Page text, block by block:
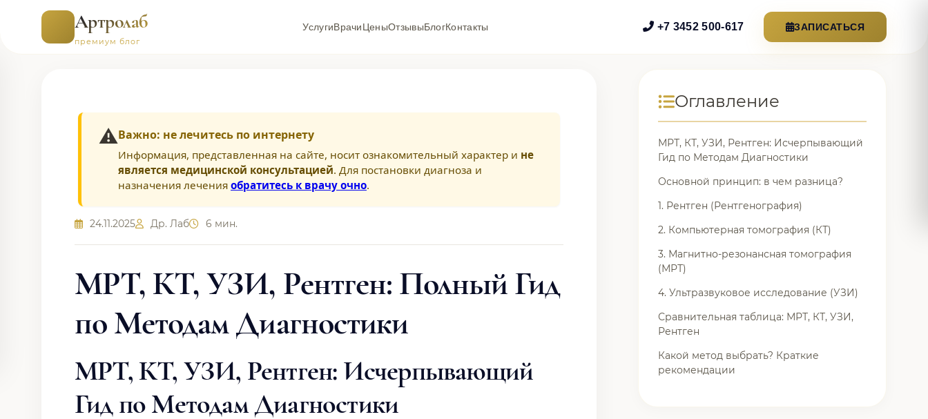
Артролаб
премиум блог
УслугиВрачиЦеныОтзывыБлогКонтакты +7 3452 500-617 ЗАПИСАТЬСЯ
⚠️Важно: не лечитесь по интернету
Информация, представленная на сайте, носит ознакомительный характер и не
является медицинской консультацией. Для постановки диагноза и
назначения лечения обратитесь к врачу очно.
24.11.2025 Др. Лаб 6 мин.
МРТ, КТ, УЗИ, Рентген: Полный Гид
по Методам Диагностики
МРТ, КТ, УЗИ, Рентген: Исчерпывающий
Гид по Методам Диагностики
Оглавление
МРТ, КТ, УЗИ, Рентген: Исчерпывающий
Гид по Методам Диагностики
Основной принцип: в чем разница?
1. Рентген (Рентгенография)
2. Компьютерная томография (КТ)
3. Магнитно-резонансная томография
(МРТ)
4. Ультразвуковое исследование (УЗИ)
Сравнительная таблица: МРТ, КТ, УЗИ,
Рентген
Какой метод выбрать? Краткие
рекомендации